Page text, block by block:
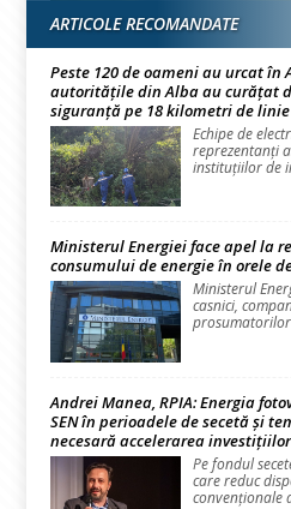
ARTICOLE RECOMANDATE
Peste 120 de oameni au urcat în
autoritățile din Alba au curățat
siguranță pe 18 kilometri de
Echipe de
reprezentanți
instituțiilor de
Ministerul Energiei face apel la
consumului de energie în orele
Ministerul
casnici,
Andrei Manea, RPIA: Energia
SEN în perioadele de secetă și
necesară accelerarea
Pe fondul
care reduc
convenționale